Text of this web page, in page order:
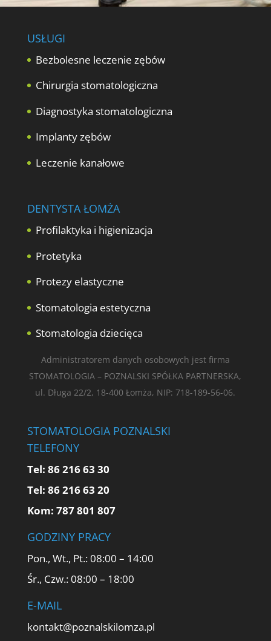
USŁUGI
Bezbolesne leczenie zębów
Chirurgia stomatologiczna
Diagnostyka stomatologiczna
Implanty zębów
Leczenie kanałowe
DENTYSTA ŁOMŻA
Profilaktyka i higienizacja
Protetyka
Protezy elastyczne
Stomatologia estetyczna
Stomatologia dziecięca
Administratorem danych osobowych jest firma
STOMATOLOGIA – POZNALSKI SPÓŁKA PARTNERSKA,
ul. Długa 22/2, 18-400 Łomża, NIP: 718-189-56-06.
STOMATOLOGIA POZNALSKI
TELEFONY
Tel: 86 216 63 30
Tel: 86 216 63 20
Kom: 787 801 807
GODZINY PRACY
Pon., Wt., Pt.: 08:00 – 14:00
Śr., Czw.: 08:00 – 18:00
E-MAIL
kontakt@poznalskilomza.pl